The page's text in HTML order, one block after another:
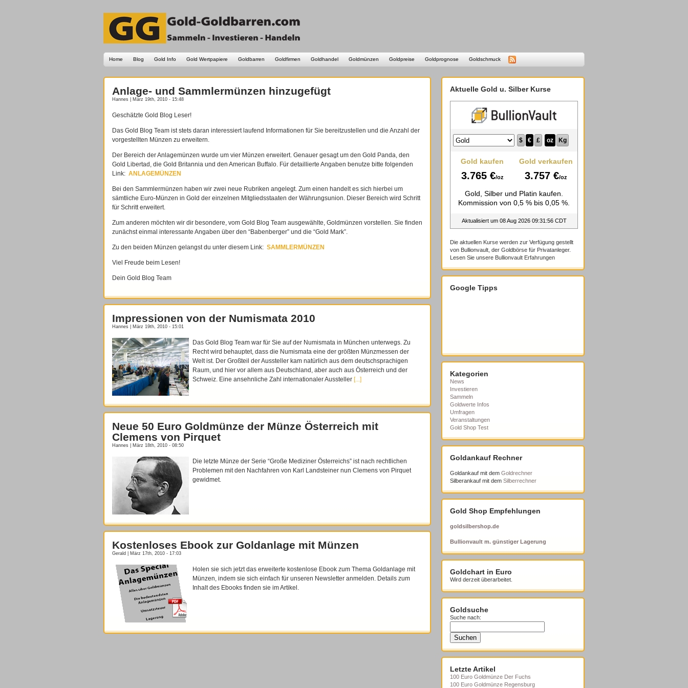
Home Blog Gold Info Gold Wertpapiere Goldbarren Goldfirmen Goldhandel Goldmünzen Goldpreise Goldprognose Goldschmuck
Anlage- und Sammlermünzen hinzugefügt
Hannes | März 19th, 2010 - 15:48
Geschätzte Gold Blog Leser!
Das Gold Blog Team ist stets daran interessiert laufend Informationen für Sie bereitzustellen und die Anzahl der
vorgestellten Münzen zu erweitern.
Der Bereich der Anlagemünzen wurde um vier Münzen erweitert. Genauer gesagt um den Gold Panda, den
Gold Libertad, die Gold Britannia und den American Buffalo. Für detaillierte Angaben benutze bitte folgenden
Link: ANLAGEMÜNZEN
Bei den Sammlermünzen haben wir zwei neue Rubriken angelegt. Zum einen handelt es sich hierbei um
sämtliche Euro-Münzen in Gold der einzelnen Mitgliedsstaaten der Währungsunion. Dieser Bereich wird Schritt
für Schritt erweitert.
Zum anderen möchten wir dir besondere, vom Gold Blog Team ausgewählte, Goldmünzen vorstellen. Sie finden
zunächst einmal interessante Angaben über den “Babenberger” und die “Gold Mark”.
Zu den beiden Münzen gelangst du unter diesem Link: SAMMLERMÜNZEN
Viel Freude beim Lesen!
Dein Gold Blog Team
Impressionen von der Numismata 2010
Hannes | März 19th, 2010 - 15:01
Das Gold Blog Team war für Sie auf der Numismata in München unterwegs. Zu
Recht wird behauptet, dass die Numismata eine der größten Münzmessen der
Welt ist. Der Großteil der Aussteller kam natürlich aus dem deutschsprachigen
Raum, und hier vor allem aus Deutschland, aber auch aus Österreich und der
Schweiz. Eine ansehnliche Zahl internationaler Aussteller [...]
Neue 50 Euro Goldmünze der Münze Österreich mit
Clemens von Pirquet
Hannes | März 18th, 2010 - 08:50
Die letzte Münze der Serie “Große Mediziner Österreichs” ist nach rechtlichen
Problemen mit den Nachfahren von Karl Landsteiner nun Clemens von Pirquet
gewidmet.
Kostenloses Ebook zur Goldanlage mit Münzen
Gerald | März 17th, 2010 - 17:03
Holen sie sich jetzt das erweiterte kostenlose Ebook zum Thema Goldanlage mit
Münzen, indem sie sich einfach für unseren Newsletter anmelden. Details zum
Inhalt des Ebooks finden sie im Artikel.
Aktuelle Gold u. Silber Kurse
Die aktuellen Kurse werden zur Verfügung gestellt
von Bullionvault, der Goldbörse für Privatanleger.
Lesen Sie unsere Bullionvault Erfahrungen
Google Tipps
Kategorien
News
Investieren
Sammeln
Goldwerte Infos
Umfragen
Veranstaltungen
Gold Shop Test
Goldankauf Rechner
Goldankauf mit dem Goldrechner
Silberankauf mit dem Silberrechner
Gold Shop Empfehlungen
goldsilbershop.de
Bullionvault m. günstiger Lagerung
Goldchart in Euro
Wird derzeit überarbeitet.
Goldsuche
Suche nach:
Letzte Artikel
100 Euro Goldmünze Der Fuchs
100 Euro Goldmünze Regensburg